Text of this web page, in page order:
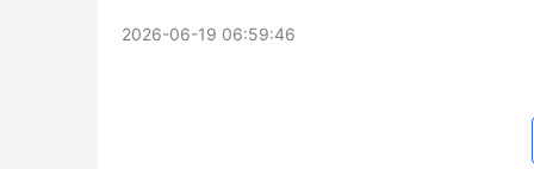
2026-06-19 06:59:46